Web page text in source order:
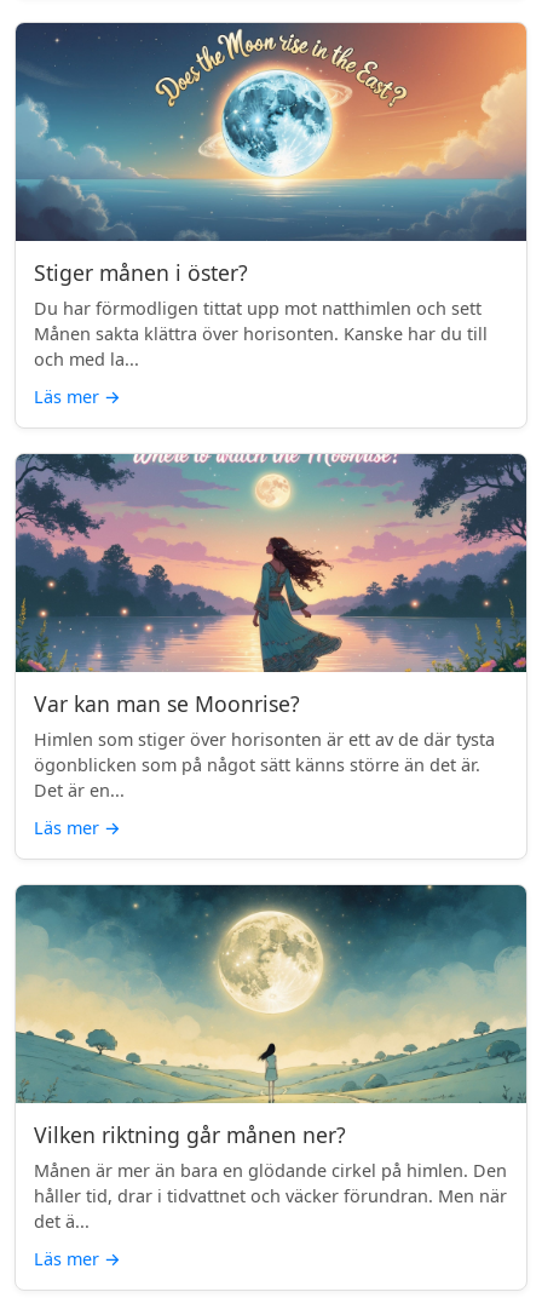
Stiger månen i öster?
Du har förmodligen tittat upp mot natthimlen och sett
Månen sakta klättra över horisonten. Kanske har du till
och med la...
Läs mer →
Var kan man se Moonrise?
Himlen som stiger över horisonten är ett av de där tysta
ögonblicken som på något sätt känns större än det är.
Det är en...
Läs mer →
Vilken riktning går månen ner?
Månen är mer än bara en glödande cirkel på himlen. Den
håller tid, drar i tidvattnet och väcker förundran. Men när
det ä...
Läs mer →